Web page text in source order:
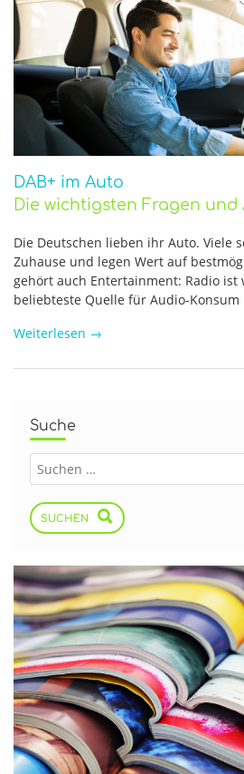
DAB+ im Auto
Die wichtigsten Fragen und
Die Deutschen lieben ihr Auto. Viele
Zuhause und legen Wert auf
gehört auch Entertainment: Radio ist
beliebteste Quelle für Audio-Konsum
Weiterlesen →
Suche
SUCHEN